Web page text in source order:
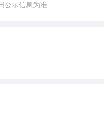
公示信息为准